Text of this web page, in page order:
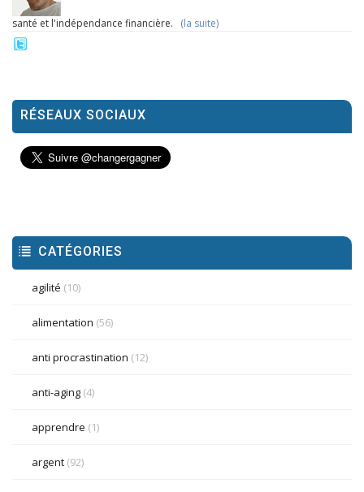
santé et l'indépendance financière. (la suite)
RÉSEAUX SOCIAUX
CATÉGORIES
agilité (10)
alimentation (56)
anti procrastination (12)
anti-aging (4)
apprendre (1)
argent (92)